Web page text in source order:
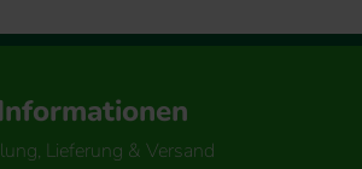
Informationen
Lieferung & Versand